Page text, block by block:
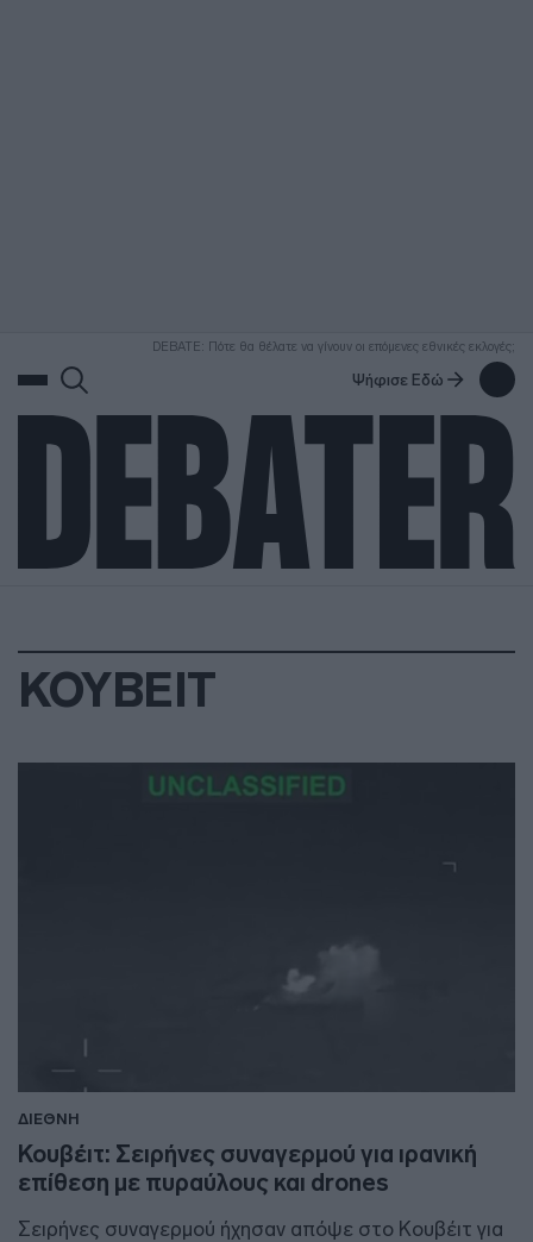
DEBATE: Πότε θα θέλατε να γίνουν οι επόμενες εθνικές εκλογές;
Ψήφισε Εδώ
ΚΟΥΒΕΙΤ
ΔΙΕΘΝΗ
Κουβέιτ: Σειρήνες συναγερμού για ιρανική
επίθεση με πυραύλους και drones
Σειρήνες συναγερμού ήχησαν απόψε στο Κουβέιτ για